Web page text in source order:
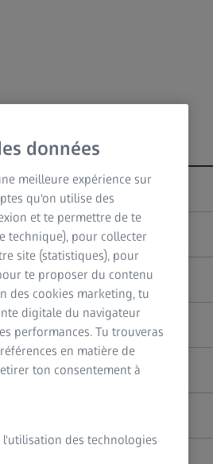
données
meilleure expérience sur
qu'on utilise des
et te permettre de te
technique), pour collecter
site (statistiques), pour
te proposer du contenu
des cookies marketing, tu
digitale du navigateur
performances. Tu trouveras
en matière de
ton consentement à
des technologies